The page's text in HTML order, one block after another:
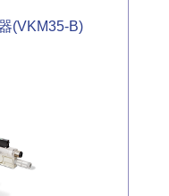
(VKM35-B)